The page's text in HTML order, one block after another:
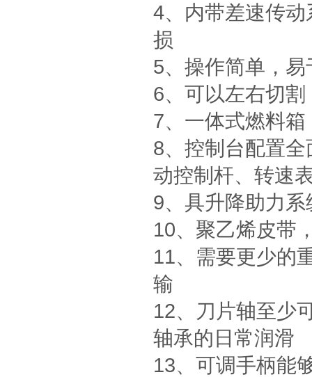
4、内带差速传
损
5、操作简单，易
6、可以左右切割
7、一体式燃料
8、控制台配置
动控制杆、转速
9、具升降助力系
10、聚乙烯皮带
11、需要更少的
输
12、刀片轴至少
轴承的日常润滑
13、可调手柄能